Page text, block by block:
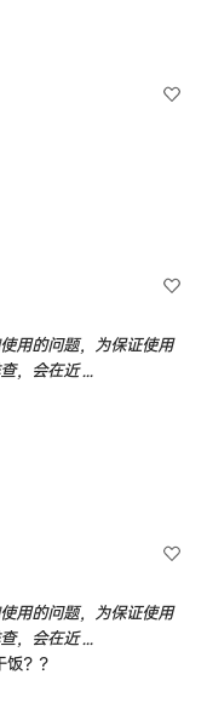
用的问题，为保证使用
，会在近 ...
用的问题，为保证使用
，会在近 ...
？？